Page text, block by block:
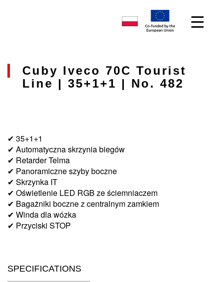
Cuby Iveco 70C Tourist
Line | 35+1+1 | No. 482
✔ 35+1+1
✔ Automatyczna skrzynia biegów
✔ Retarder Telma
✔ Panoramiczne szyby boczne
✔ Skrzynka IT
✔ Oświetlenie LED RGB ze ściemniaczem
✔ Bagażniki boczne z centralnym zamkiem
✔ Winda dla wózka
✔ Przyciski STOP
SPECIFICATIONS